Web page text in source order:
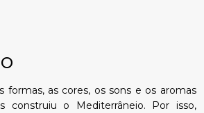
formas, as cores, os sons e os aromas
construiu o Mediterrâneio. Por isso,